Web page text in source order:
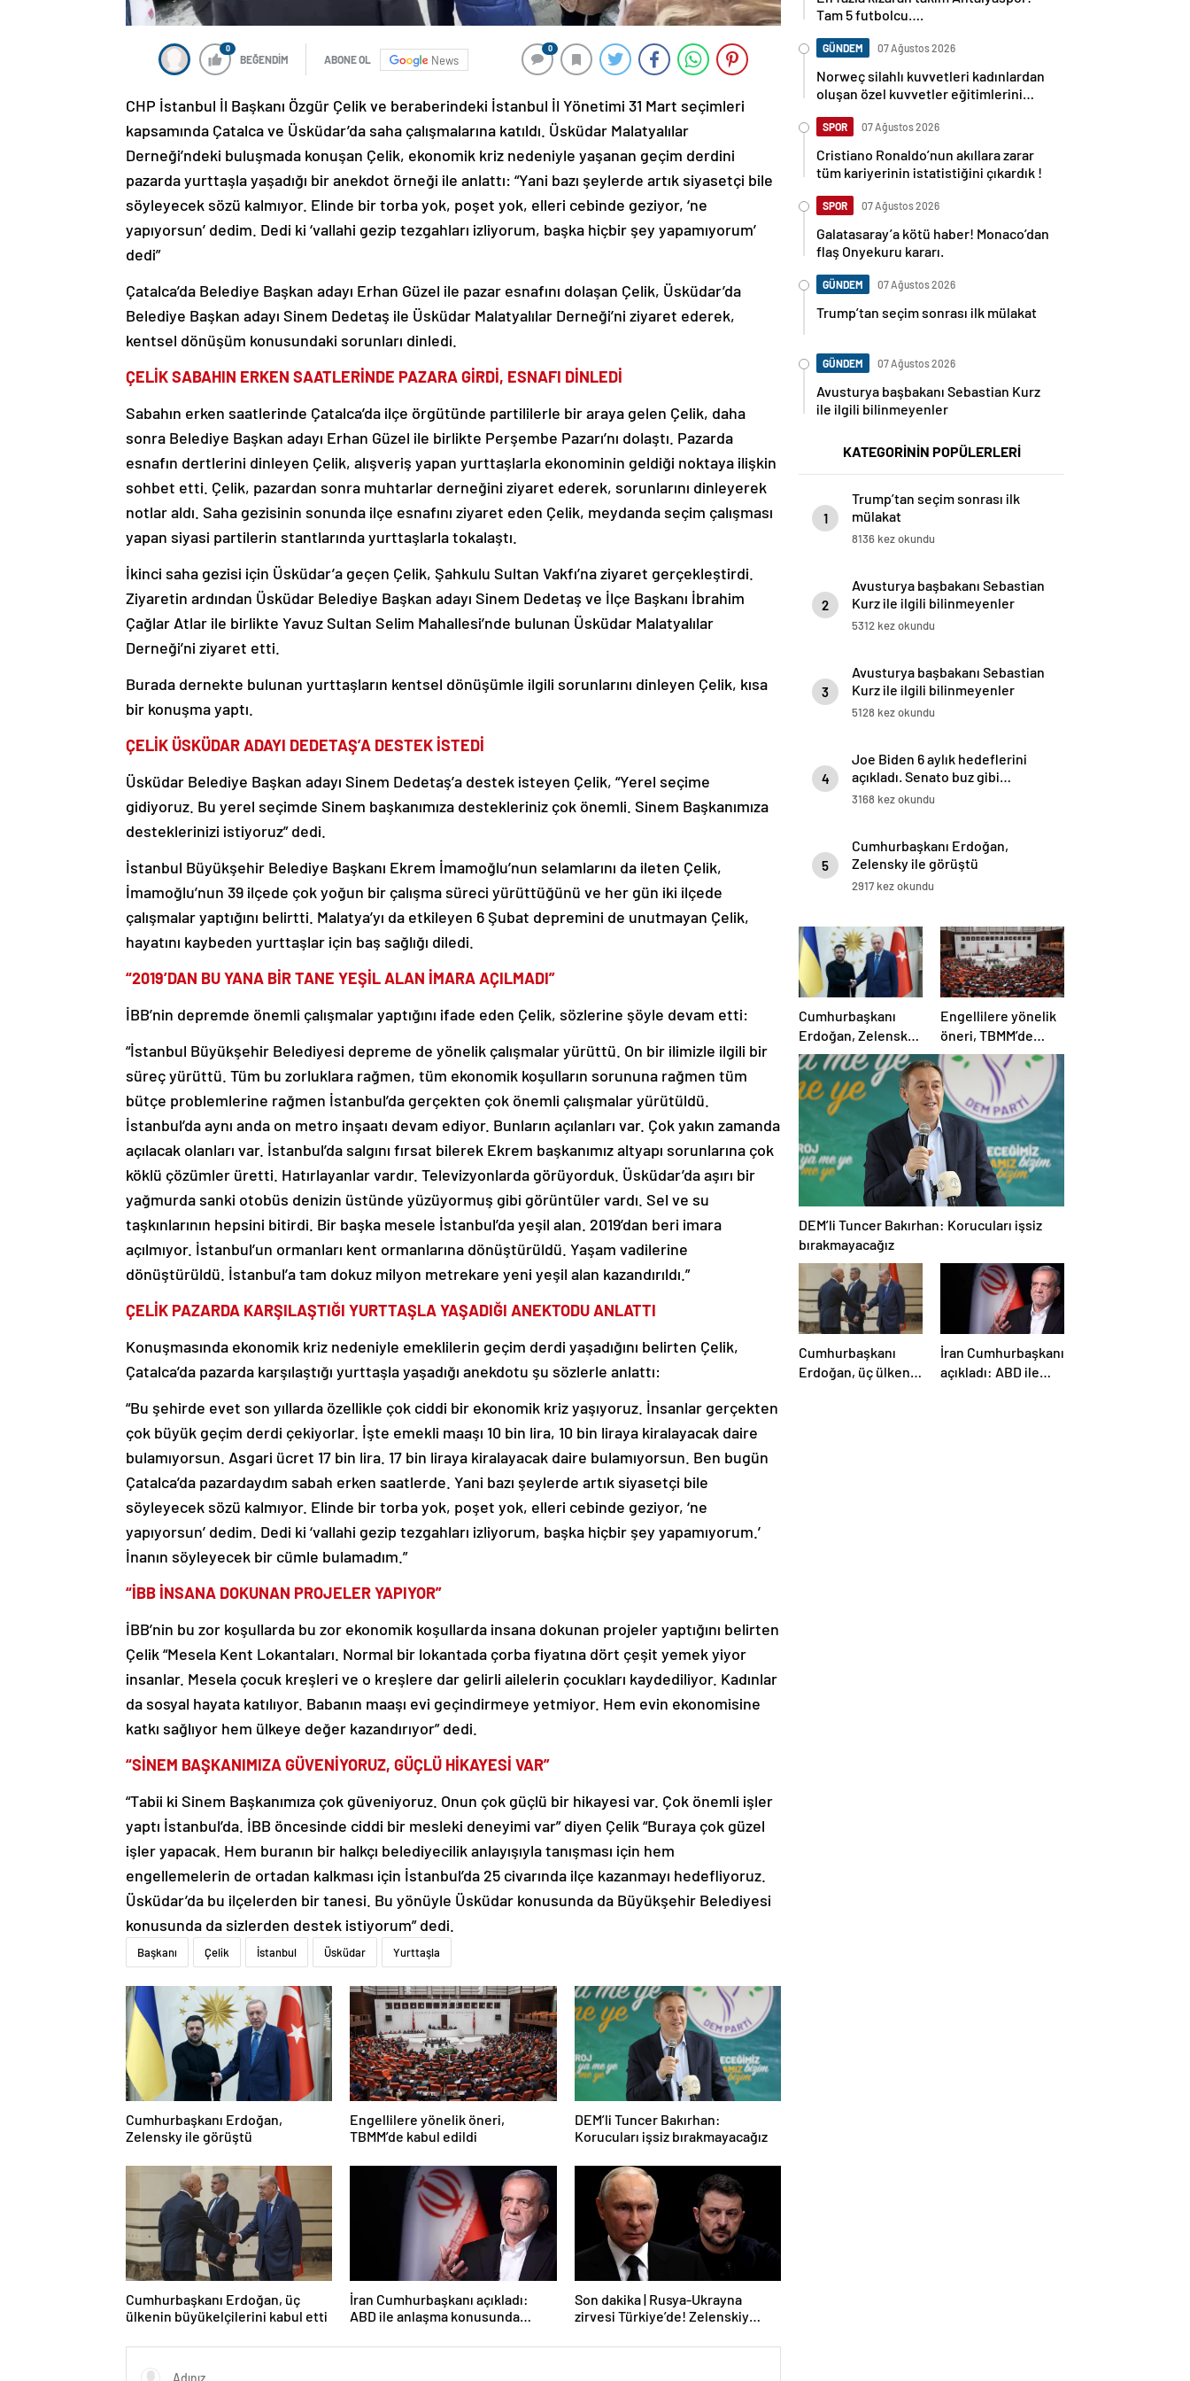
0
BEĞENDİM ABONE OL News
0
CHP İstanbul İl Başkanı Özgür Çelik ve beraberindeki İstanbul İl Yönetimi 31 Mart seçimleri
kapsamında Çatalca ve Üsküdar’da saha çalışmalarına katıldı. Üsküdar Malatyalılar
Derneği’ndeki buluşmada konuşan Çelik, ekonomik kriz nedeniyle yaşanan geçim derdini
pazarda yurttaşla yaşadığı bir anekdot örneği ile anlattı: “Yani bazı şeylerde artık siyasetçi bile
söyleyecek sözü kalmıyor. Elinde bir torba yok, poşet yok, elleri cebinde geziyor, ‘ne
yapıyorsun’ dedim. Dedi ki ‘vallahi gezip tezgahları izliyorum, başka hiçbir şey yapamıyorum’
dedi”
Çatalca’da Belediye Başkan adayı Erhan Güzel ile pazar esnafını dolaşan Çelik, Üsküdar’da
Belediye Başkan adayı Sinem Dedetaş ile Üsküdar Malatyalılar Derneği’ni ziyaret ederek,
kentsel dönüşüm konusundaki sorunları dinledi.
ÇELİK SABAHIN ERKEN SAATLERİNDE PAZARA GİRDİ, ESNAFI DİNLEDİ
Sabahın erken saatlerinde Çatalca’da ilçe örgütünde partililerle bir araya gelen Çelik, daha
sonra Belediye Başkan adayı Erhan Güzel ile birlikte Perşembe Pazarı’nı dolaştı. Pazarda
esnafın dertlerini dinleyen Çelik, alışveriş yapan yurttaşlarla ekonominin geldiği noktaya ilişkin
sohbet etti. Çelik, pazardan sonra muhtarlar derneğini ziyaret ederek, sorunlarını dinleyerek
notlar aldı. Saha gezisinin sonunda ilçe esnafını ziyaret eden Çelik, meydanda seçim çalışması
yapan siyasi partilerin stantlarında yurttaşlarla tokalaştı.
İkinci saha gezisi için Üsküdar’a geçen Çelik, Şahkulu Sultan Vakfı’na ziyaret gerçekleştirdi.
Ziyaretin ardından Üsküdar Belediye Başkan adayı Sinem Dedetaş ve İlçe Başkanı İbrahim
Çağlar Atlar ile birlikte Yavuz Sultan Selim Mahallesi’nde bulunan Üsküdar Malatyalılar
Derneği’ni ziyaret etti.
Burada dernekte bulunan yurttaşların kentsel dönüşümle ilgili sorunlarını dinleyen Çelik, kısa
bir konuşma yaptı.
ÇELİK ÜSKÜDAR ADAYI DEDETAŞ’A DESTEK İSTEDİ
Üsküdar Belediye Başkan adayı Sinem Dedetaş’a destek isteyen Çelik, “Yerel seçime
gidiyoruz. Bu yerel seçimde Sinem başkanımıza destekleriniz çok önemli. Sinem Başkanımıza
desteklerinizi istiyoruz” dedi.
İstanbul Büyükşehir Belediye Başkanı Ekrem İmamoğlu’nun selamlarını da ileten Çelik,
İmamoğlu’nun 39 ilçede çok yoğun bir çalışma süreci yürüttüğünü ve her gün iki ilçede
çalışmalar yaptığını belirtti. Malatya’yı da etkileyen 6 Şubat depremini de unutmayan Çelik,
hayatını kaybeden yurttaşlar için baş sağlığı diledi.
“2019’DAN BU YANA BİR TANE YEŞİL ALAN İMARA AÇILMADI”
İBB’nin depremde önemli çalışmalar yaptığını ifade eden Çelik, sözlerine şöyle devam etti:
“İstanbul Büyükşehir Belediyesi depreme de yönelik çalışmalar yürüttü. On bir ilimizle ilgili bir
süreç yürüttü. Tüm bu zorluklara rağmen, tüm ekonomik koşulların sorununa rağmen tüm
bütçe problemlerine rağmen İstanbul’da gerçekten çok önemli çalışmalar yürütüldü.
İstanbul’da aynı anda on metro inşaatı devam ediyor. Bunların açılanları var. Çok yakın zamanda
açılacak olanları var. İstanbul’da salgını fırsat bilerek Ekrem başkanımız altyapı sorunlarına çok
köklü çözümler üretti. Hatırlayanlar vardır. Televizyonlarda görüyorduk. Üsküdar’da aşırı bir
yağmurda sanki otobüs denizin üstünde yüzüyormuş gibi görüntüler vardı. Sel ve su
taşkınlarının hepsini bitirdi. Bir başka mesele İstanbul’da yeşil alan. 2019’dan beri imara
açılmıyor. İstanbul’un ormanları kent ormanlarına dönüştürüldü. Yaşam vadilerine
dönüştürüldü. İstanbul’a tam dokuz milyon metrekare yeni yeşil alan kazandırıldı.”
ÇELİK PAZARDA KARŞILAŞTIĞI YURTTAŞLA YAŞADIĞI ANEKTODU ANLATTI
Konuşmasında ekonomik kriz nedeniyle emeklilerin geçim derdi yaşadığını belirten Çelik,
Çatalca’da pazarda karşılaştığı yurttaşla yaşadığı anekdotu şu sözlerle anlattı:
“Bu şehirde evet son yıllarda özellikle çok ciddi bir ekonomik kriz yaşıyoruz. İnsanlar gerçekten
çok büyük geçim derdi çekiyorlar. İşte emekli maaşı 10 bin lira, 10 bin liraya kiralayacak daire
bulamıyorsun. Asgari ücret 17 bin lira. 17 bin liraya kiralayacak daire bulamıyorsun. Ben bugün
Çatalca’da pazardaydım sabah erken saatlerde. Yani bazı şeylerde artık siyasetçi bile
söyleyecek sözü kalmıyor. Elinde bir torba yok, poşet yok, elleri cebinde geziyor, ‘ne
yapıyorsun’ dedim. Dedi ki ‘vallahi gezip tezgahları izliyorum, başka hiçbir şey yapamıyorum.’
İnanın söyleyecek bir cümle bulamadım.”
“İBB İNSANA DOKUNAN PROJELER YAPIYOR”
İBB’nin bu zor koşullarda bu zor ekonomik koşullarda insana dokunan projeler yaptığını belirten
Çelik “Mesela Kent Lokantaları. Normal bir lokantada çorba fiyatına dört çeşit yemek yiyor
insanlar. Mesela çocuk kreşleri ve o kreşlere dar gelirli ailelerin çocukları kaydediliyor. Kadınlar
da sosyal hayata katılıyor. Babanın maaşı evi geçindirmeye yetmiyor. Hem evin ekonomisine
katkı sağlıyor hem ülkeye değer kazandırıyor” dedi.
“SİNEM BAŞKANIMIZA GÜVENİYORUZ, GÜÇLÜ HİKAYESİ VAR”
“Tabii ki Sinem Başkanımıza çok güveniyoruz. Onun çok güçlü bir hikayesi var. Çok önemli işler
yaptı İstanbul’da. İBB öncesinde ciddi bir mesleki deneyimi var” diyen Çelik “Buraya çok güzel
işler yapacak. Hem buranın bir halkçı belediyecilik anlayışıyla tanışması için hem
engellemelerin de ortadan kalkması için İstanbul’da 25 civarında ilçe kazanmayı hedefliyoruz.
Üsküdar’da bu ilçelerden bir tanesi. Bu yönüyle Üsküdar konusunda da Büyükşehir Belediyesi
konusunda da sizlerden destek istiyorum” dedi.
Başkanı Çelik İstanbul Üsküdar Yurttaşla
Cumhurbaşkanı Erdoğan,
Zelensky ile görüştü
Engellilere yönelik öneri,
TBMM’de kabul edildi
DEM’li Tuncer Bakırhan:
Korucuları işsiz bırakmayacağız
Cumhurbaşkanı Erdoğan, üç
ülkenin büyükelçilerini kabul etti
İran Cumhurbaşkanı açıkladı:
ABD ile anlaşma konusunda
Son dakika | Rusya-Ukrayna
zirvesi Türkiye’de! Zelenskiy
Gözler perşembe gününe çevrildi
Tam 5 futbolcu….
GÜNDEM 07 Ağustos 2026
Norweç silahlı kuvvetleri kadınlardan
oluşan özel kuvvetler eğitimlerini
SPOR 07 Ağustos 2026
Cristiano Ronaldo’nun akıllara zarar
tüm kariyerinin istatistiğini çıkardık !
SPOR 07 Ağustos 2026
Galatasaray’a kötü haber! Monaco’dan
flaş Onyekuru kararı.
GÜNDEM 07 Ağustos 2026
Trump’tan seçim sonrası ilk mülakat
GÜNDEM 07 Ağustos 2026
Avusturya başbakanı Sebastian Kurz
ile ilgili bilinmeyenler
KATEGORİNİN POPÜLERLERİ
1
Trump’tan seçim sonrası ilk
mülakat
8136 kez okundu
2
Avusturya başbakanı Sebastian
Kurz ile ilgili bilinmeyenler
5312 kez okundu
3
Avusturya başbakanı Sebastian
Kurz ile ilgili bilinmeyenler
5128 kez okundu
4
Joe Biden 6 aylık hedeflerini
açıkladı. Senato buz gibi…
3168 kez okundu
5
Cumhurbaşkanı Erdoğan,
Zelensky ile görüştü
2917 kez okundu
Cumhurbaşkanı
Erdoğan, Zelensky
ile görüştü
Engellilere yönelik
öneri, TBMM’de
kabul edildi
DEM’li Tuncer Bakırhan: Korucuları işsiz
bırakmayacağız
Cumhurbaşkanı
Erdoğan, üç ülkenin
İran Cumhurbaşkanı
açıkladı: ABD ile